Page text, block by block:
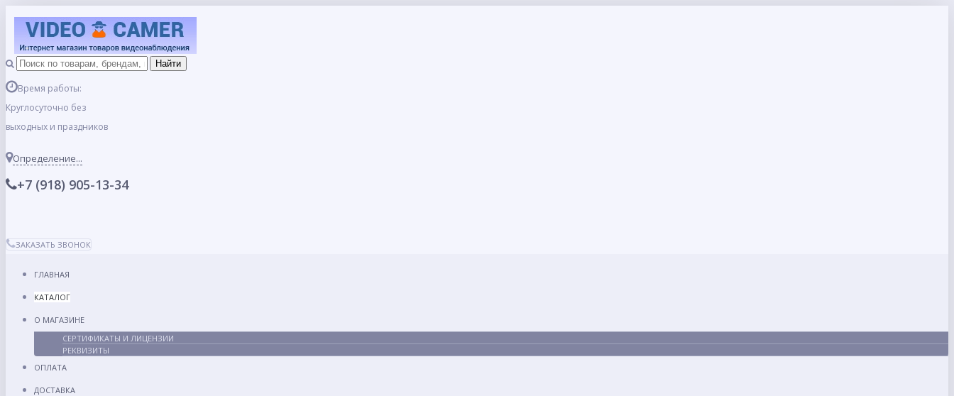
Время работы:
Круглосуточно без
выходных и праздников
Определение...
+7 (918) 905-13-34
ЗАКАЗАТЬ ЗВОНОК
ГЛАВНАЯ
КАТАЛОГ
О МАГАЗИНЕ
СЕРТИФИКАТЫ И ЛИЦЕНЗИИ
РЕКВИЗИТЫ
ОПЛАТА
ДОСТАВКА